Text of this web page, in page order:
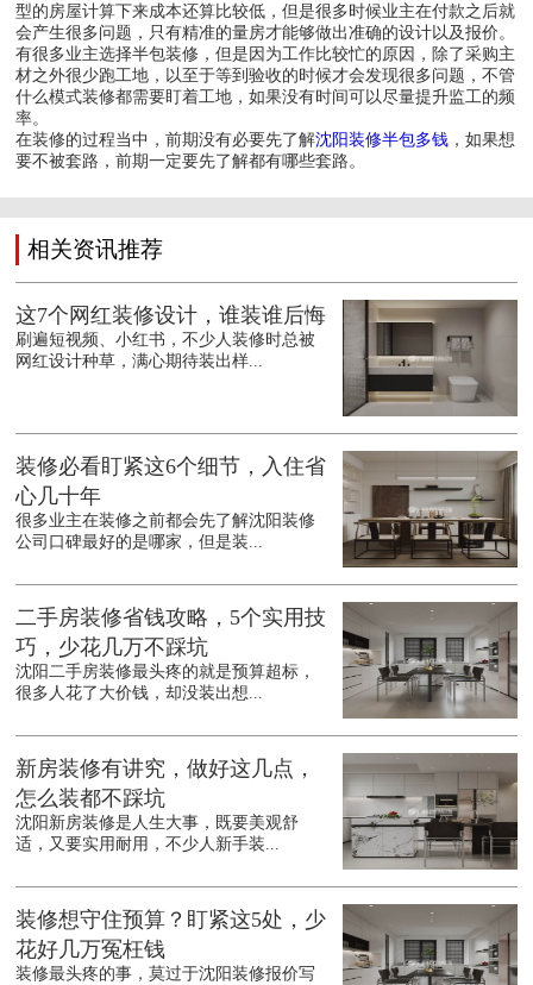
型的房屋计算下来成本还算比较低，但是很多时候业主在付款之后就
会产生很多问题，只有精准的量房才能够做出准确的设计以及报价。
有很多业主选择半包装修，但是因为工作比较忙的原因，除了采购主
材之外很少跑工地，以至于等到验收的时候才会发现很多问题，不管
什么模式装修都需要盯着工地，如果没有时间可以尽量提升监工的频
率。
在装修的过程当中，前期没有必要先了解沈阳装修半包多钱 ，如果想
要不被套路，前期一定要先了解都有哪些套路。
相关资讯推荐
这7个网红装修设计，谁装谁后悔
刷遍短视频、小红书，不少人装修时总被
网红设计种草，满心期待装出样...
装修必看盯紧这6个细节，入住省
心几十年
很多业主在装修之前都会先了解沈阳装修
公司口碑最好的是哪家，但是装...
二手房装修省钱攻略，5个实用技
巧，少花几万不踩坑
沈阳二手房装修最头疼的就是预算超标，
很多人花了大价钱，却没装出想...
新房装修有讲究，做好这几点，
怎么装都不踩坑
沈阳新房装修是人生大事，既要美观舒
适，又要实用耐用，不少人新手装...
装修想守住预算？盯紧这5处，少
花好几万冤枉钱
装修最头疼的事，莫过于沈阳装修报价写